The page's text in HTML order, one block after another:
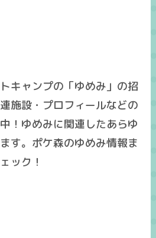
キャンプの「ゆめみ」の招
施設・プロフィールなどの
！ゆめみに関連したあらゆ
す。ポケ森のゆめみ情報ま
ック！